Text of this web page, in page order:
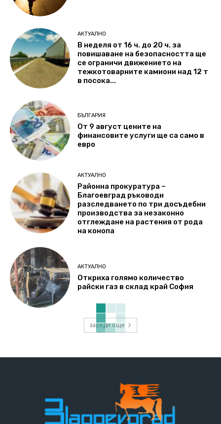
АКТУАЛНО
В неделя от 16 ч. до 20 ч. за
повишаване на безопасността ще
се ограничи движението на
тежкотоварните камиони над 12 т
в посока...
БЪЛГАРИЯ
От 9 август цените на
финансовите услуги ще са само в
евро
АКТУАЛНО
Районна прокуратура –
Благоевград ръководи
разследването по три досъдебни
производства за незаконно
отглеждане на растения от рода
на конопа
АКТУАЛНО
Откриха голямо количество
райски газ в склад край София
зареди още